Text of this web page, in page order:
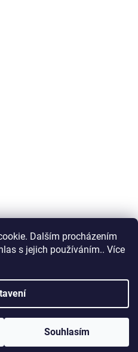
Dalším procházením
s jejich používáním.. Více
Souhlasím
Shoptet
. Všechna práva vyhrazena.